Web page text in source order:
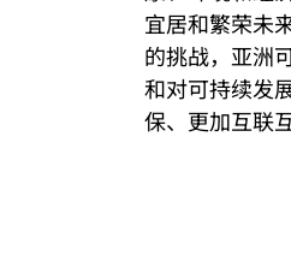
宜居和繁荣未
的挑战，亚洲
和对可持续发
保、更加互联